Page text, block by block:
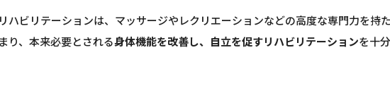
ハビリテーションは、マッサージやレクリエーションなどの高度な専門力を持
り、本来必要とされる身体機能を改善し、自立を促すリハビリテーションを十